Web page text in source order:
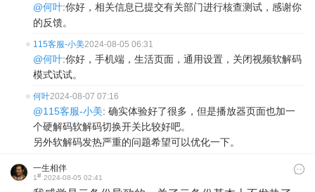
@何叶:你好，相关信息已提交有关部门进行核查测试，感谢你
的反馈。
115客服-小美2024-08-05 06:31
@何叶:你好，手机端，生活页面，通用设置，关闭视频软解码
模式试试。
何叶2024-08-07 07:16
@115客服-小美: 确实体验好了很多，但是播放器页面也加一
个硬解码软解码切换开关比较好吧。
另外软解码发热严重的问题希望可以优化一下。
一生相伴
1# 2024-08-05 02:41